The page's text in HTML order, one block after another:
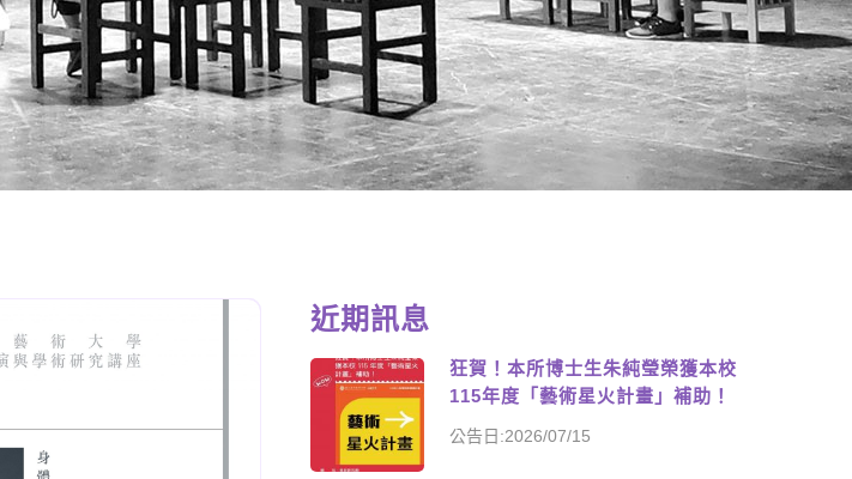
近期訊息
狂賀！本所博士生朱純瑩榮獲本校
115年度「藝術星火計畫」補助！
公告日:2026/07/15